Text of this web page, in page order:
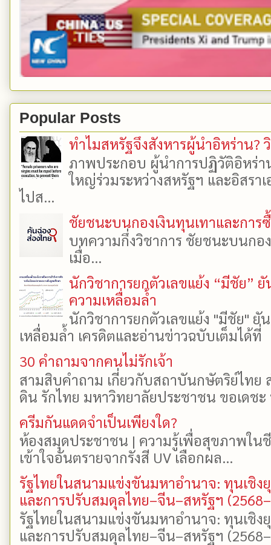
Popular Posts
ทำไมสหรัฐจึงสังหารผู้นำอิหร่าน?
ภาพประกอบ ผู้นำการปฏิวัติอิหร่า
ใหญ่ร่วมระหว่างสหรัฐฯ และอิสรา
ไปส...
ชัยชนะบนกองเงินทุนเทาและการ
บทความกึ่งวิชาการ ชัยชนะบนกอ
เมื่อ...
นักวิชาการยกตัวเลขแย้ง “มีชัย”
ความเหลื่อมล้ำ
นักวิชาการยกตัวเลขแย้ง "มีชัย"
เหลื่อมล้ำ เครดิตและอ่านข่าวฉบับเต็มได้
30 คำถามจากคนไม่รักเจ้า
สามสิบคำถาม เกี่ยวกับสถาบันกษัตริย์ไทย
ดิน รักไทย มหาวิทยาลัยประชาชน ขอเดช
ครีมกันแดดจำเป็นเพียงใด?
ห้องสมุดประชาชน | ความรู้เพื่อสุขภาพใน
เข้าใจอันตรายจากรังสี UV เลือกผล...
รัฐไทยในสนามแข่งขันมหาอำนาจ: ทุนเชิง
และการปรับสมดุลไทย–จีน–สหรัฐฯ
รัฐไทยในสนามแข่งขันมหาอำนาจ: ทุนเชิง
และการปรับสมดุลไทย–จีน–สหรัฐฯ